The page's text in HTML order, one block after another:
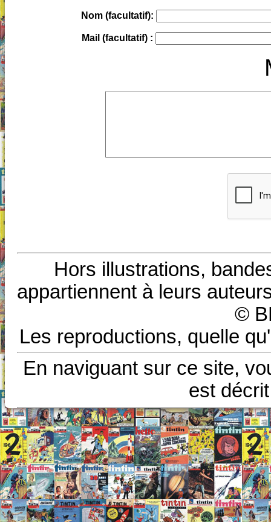
Nom (facultatif):
Mail (facultatif) :
Hors illustrations,
appartiennent à leurs
©
Les reproductions, quelle
En naviguant sur ce site,
est